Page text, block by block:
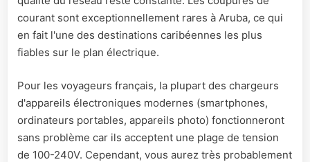
courant sont exceptionnellement rares à Aruba, ce qui
en fait l'une des destinations caribéennes les plus
fiables sur le plan électrique.
Pour les voyageurs français, la plupart des chargeurs
d'appareils électroniques modernes (smartphones,
ordinateurs portables, appareils photo) fonctionneront
sans problème car ils acceptent une plage de tension
de 100-240V. Cependant, vous aurez très probablement